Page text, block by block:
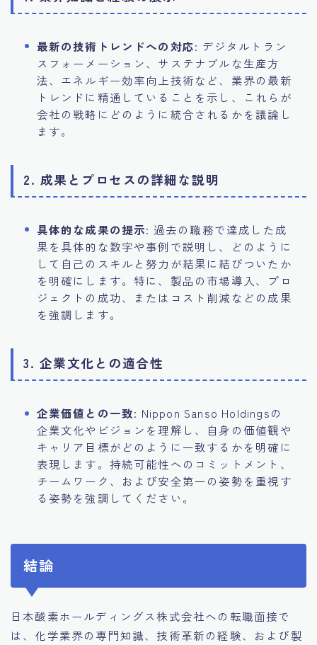
最新の技術トレンドへの対応: デジタルトラン
スフォーメーション、サステナブルな生産方
法、エネルギー効率向上技術など、業界の最新
トレンドに精通していることを示し、これらが
会社の戦略にどのように統合されるかを議論し
ます。
2. 成果とプロセスの詳細な説明
具体的な成果の提示: 過去の職務で達成した成
果を具体的な数字や事例で説明し、どのように
して自己のスキルと努力が結果に結びついたか
を明確にします。特に、製品の市場導入、プロ
ジェクトの成功、またはコスト削減などの成果
を強調します。
3. 企業文化との適合性
企業価値との一致: Nippon Sanso Holdingsの
企業文化やビジョンを理解し、自身の価値観や
キャリア目標がどのように一致するかを明確に
表現します。持続可能性へのコミットメント、
チームワーク、および安全第一の姿勢を重視す
る姿勢を強調してください。
結論
日本酸素ホールディングス株式会社への転職面接で
は、化学業界の専門知識、技術革新の経験、および製